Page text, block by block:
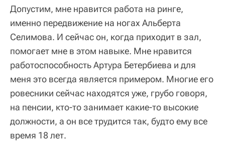
Допустим, мне нравится работа на ринге,
именно передвижение на ногах Альберта
Селимова. И сейчас он, когда приходит в зал,
помогает мне в этом навыке. Мне нравится
работоспособность Артура Бетербиева и для
меня это всегда является примером. Многие его
ровесники сейчас находятся уже, грубо говоря,
на пенсии, кто-то занимает какие-то высокие
должности, а он все трудится так, будто ему все
время 18 лет.